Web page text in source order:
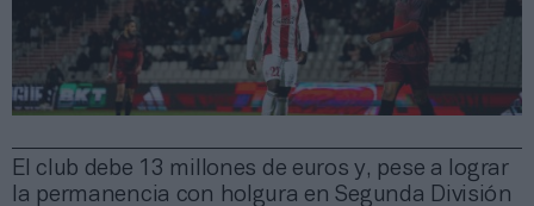
El club debe 13 millones de euros y, pese a lograr
la permanencia con holgura en Segunda División